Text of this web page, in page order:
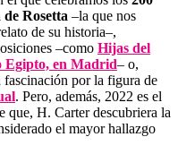
Rosetta –la que nos
de su historia–,
–como Hijas del
Egipto, en Madrid– o,
fascinación por la figura de
. Pero, además, 2022 es el
que, H. Carter descubriera la
el mayor hallazgo